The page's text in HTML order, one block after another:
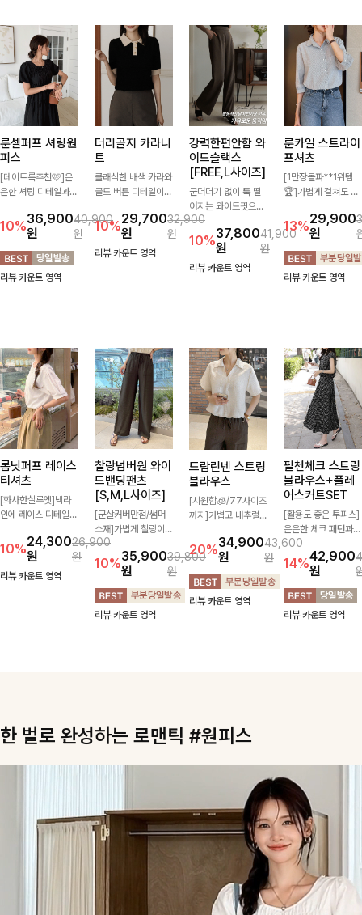
룬셀퍼프 셔링원
피스
[데이트룩추천🩷]은
은한 셔링 디테일과
사랑스러운 무드를 완
성해주는 원피스🤍
허리 스모크 밴딩이
슬림한 실루엣을 연출
해주며, 자연스럽게
10%36,900
원
40,900
원
리뷰 카운트 영역
더리골지 카라니
트
클래식한 배색 카라와
골드 버튼 디테일이
주는 니트입니다. 세
로 골지 짜임이 슬림
한 실루엣을 연출해
10%29,700
원
32,900
원
리뷰 카운트 영역
강력한편안함 와
이드슬랙스
[FREE,L사이즈]
군더더기 없이 툭 떨
어지는 와이드핏으로
세련된 실루엣을 완성
해주는 슬랙스입니다.
깔끔한 디자인과 롱한
기장감으로 다리가 길
10%37,800
원
41,900
원
리뷰 카운트 영역
룬카일 스트라이
프셔츠
[1만장돌파**1위템
🏆]가볍게 걸쳐도 살
감, 여름에 딱 맞는 코
튼 셔츠❤️ 여유 있는
핏과 스트라이프 패
턴, 자연스러운 실루
엣으로 데일리 코디에
13%29,900
원
리뷰 카운트 영역
롬닛퍼프 레이스
티셔츠
[화사한실루엣]넥라
인에 레이스 디테일로
더했으며 풍성한 퍼프
소매로 군살을 숨겨주
는 동시에 러블리한
10%24,300
원
26,900
원
리뷰 카운트 영역
찰랑넘버원 와이
드밴딩팬츠
[S,M,L사이즈]
[군살커버만점/썸머
소재]가볍게 찰랑이는
원단과 여유로운 와이
드 핏으로 하루 종일
편안하게 착용하실 수
있는 팬츠입니다 🖤
✨ 허리 전체 밴딩과
스트링 디테일로 안정
10%35,900
원
39,800
원
리뷰 카운트 영역
드람린넨 스트링
블라우스
[시원함🧊/77사이즈
까지]가볍고 내추럴한
라우스로, 답답함 없
는 슬릿 카라 디자인
이 얼굴선을 더욱 시
원하게 연출해드립니
다 🤍🌿
20%34,900
원
43,600
원
리뷰 카운트 영역
필첸체크 스트링
블라우스+플레
어스커트SET
[활용도 좋은 투피스]
은은한 체크 패턴과
허리 스트링 디테일이
어우러진 투피스 세트
입니다. 여유로운 상
의와 풍성하게 퍼지는
롱스커트가 자연스러
운 체형 커버는 물론,
14%42,900
원
리뷰 카운트 영역
한 벌로 완성하는 로맨틱 #원피스